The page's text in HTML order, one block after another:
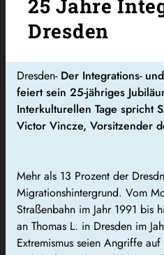
25 Jahre
Dresden
Dresden- Der Integrations-
feiert sein 25-jähriges
Interkulturellen Tage spricht
Victor Vincze, Vorsitzender
Mehr als 13 Prozent der
Migrationshintergrund. Vom
Straßenbahn im Jahr 1991 bis
an Thomas L. in Dresden im
Extremismus seien Angriffe